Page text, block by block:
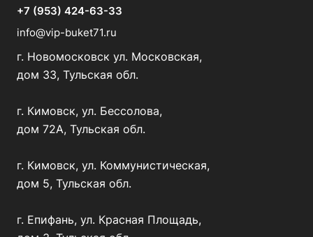
+7 (953) 424-63-33
info@vip-buket71.ru
г. Новомосковск ул. Московская,
дом 33, Тульская обл.
г. Кимовск, ул. Бессолова,
дом 72А, Тульская обл.
г. Кимовск, ул. Коммунистическая,
дом 5, Тульская обл.
г. Епифань, ул. Красная Площадь,